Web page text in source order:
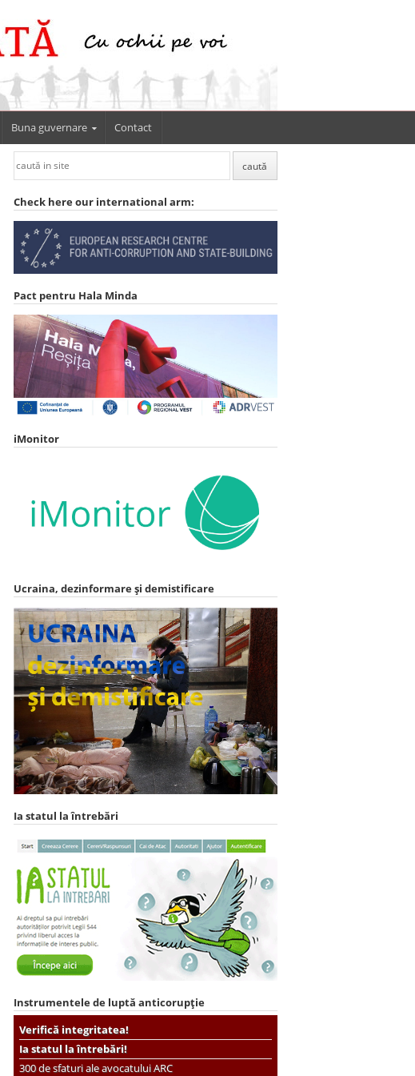
Buna guvernare Contact
Check here our international arm:
Pact pentru Hala Minda
iMonitor
Ucraina, dezinformare și demistificare
Ia statul la întrebări
Instrumentele de luptă anticorupție
Verifică integritatea!
Ia statul la întrebări!
300 de sfaturi ale avocatului ARC